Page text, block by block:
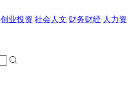
创业投资 社会人文 财务财经 人力资